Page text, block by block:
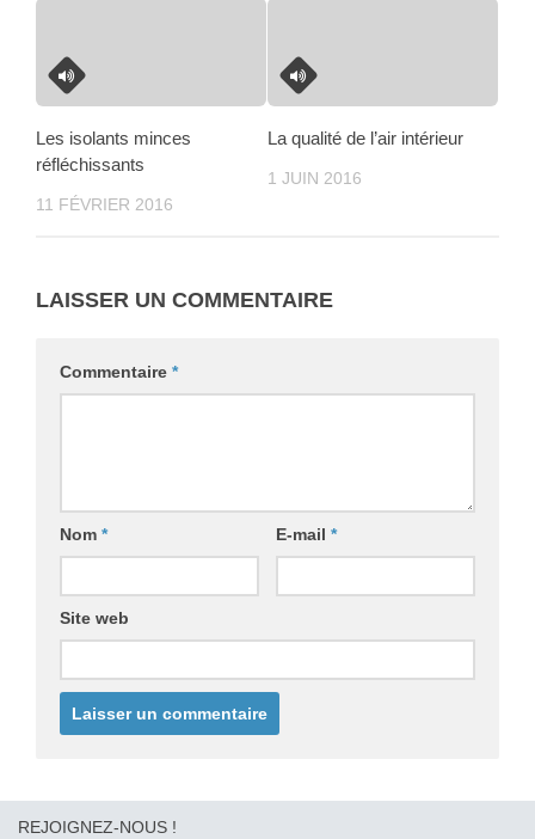
Les isolants minces
réfléchissants
11 FÉVRIER 2016
La qualité de l’air intérieur
1 JUIN 2016
LAISSER UN COMMENTAIRE
Commentaire *
Nom * E-mail *
Site web
REJOIGNEZ-NOUS !